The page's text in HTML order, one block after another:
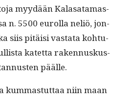
myy­dään Kalasa­ta­mas­
n. 5500 eurol­la neliö, jon­
siis pitäisi vas­ta­ta kohtu­
katet­ta raken­nuskus­
päälle.
kum­mas­tut­taa niin maan